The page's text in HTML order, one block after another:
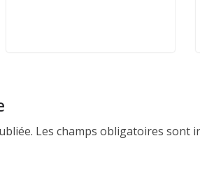
Les champs obligatoires sont